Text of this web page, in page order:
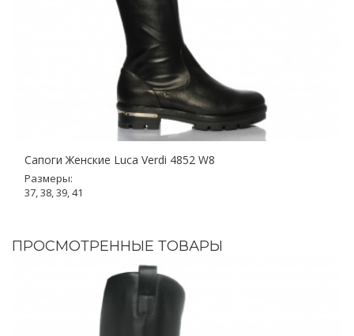
Сапоги Женские Luca Verdi 4852 W8
Размеры:
37, 38, 39, 41
ПРОСМОТРЕННЫЕ ТОВАРЫ